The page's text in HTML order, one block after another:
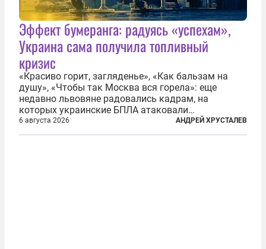
Эффект бумеранга: радуясь «успехам»,
Украина сама получила топливный
кризис
«Красиво горит, загляденье», «Как бальзам на
душу», «Чтобы так Москва вся горела»: еще
недавно львовяне радовались кадрам, на
которых украинские БПЛА атаковали
нефтеперерабатывающие предприятия России. В
скором времени оказалось, что в «эту игру можно
6 августа 2026 АНДРЕЙ ХРУСТАЛЕВ